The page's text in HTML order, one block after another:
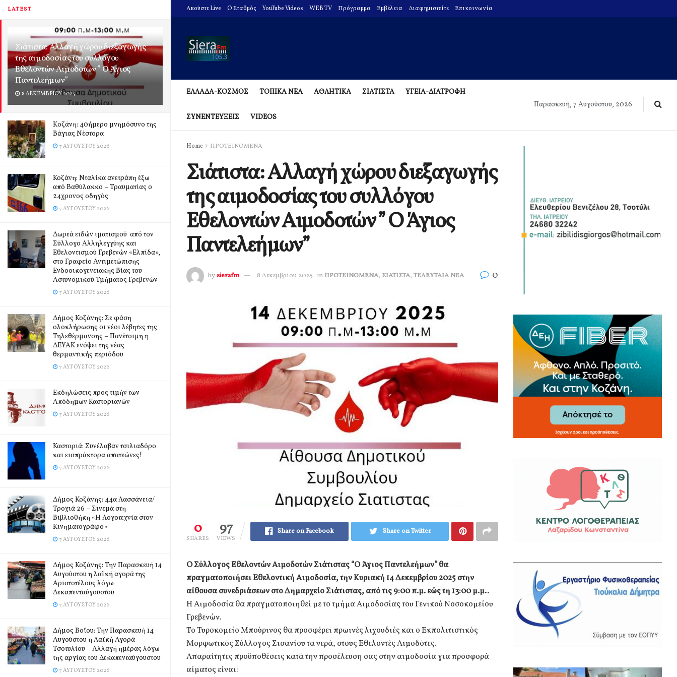
LATEST
Σιάτιστα: Αλλαγή χώρου διεξαγωγής
της αιμοδοσίας του συλλόγου
Εθελοντών Αιμοδοτών ” Ο Άγιος
Παντελεήμων”
8 ΔΕΚΕΜΒΡΊΟΥ 2025
Kοζάνη: 40ήμερο μνημόσυνο της
Βάγιας Νέστορα
7 ΑΥΓΟΎΣΤΟΥ 2026
Κοζάνη: Νταλίκα ανετράπη έξω
από Βαθύλακκο – Τραυματίας ο
24χρονος οδηγός
7 ΑΥΓΟΎΣΤΟΥ 2026
Δωρεά ειδών ιματισμού από τον
Σύλλογο Αλληλεγγύης και
Εθελοντισμού Γρεβενών «Ελπίδα»,
στο Γραφείο Αντιμετώπισης
Ενδοοικογενειακής Βίας του
Αστυνομικού Τμήματος Γρεβενών
7 ΑΥΓΟΎΣΤΟΥ 2026
Δήμος Κοζάνης: Σε φάση
ολοκλήρωσης οι νέοι λέβητες της
Τηλεθέρμανσης – Πανέτοιμη η
ΔΕΥΑΚ ενόψει της νέας
θερμαντικής περιόδου
7 ΑΥΓΟΎΣΤΟΥ 2026
Εκδηλώσεις προς τιμήν των
Απόδημων Καστοριανών
7 ΑΥΓΟΎΣΤΟΥ 2026
Καστοριά: Συνέλαβαν τσιλιαδόρο
και εισπράκτορα απατεώνες!
7 ΑΥΓΟΎΣΤΟΥ 2026
Δήμος Κοζάνης: 44α Λασσάνεια/
Τροχιά 26 – Σινεμά στη
Βιβλιοθήκη «Η Λογοτεχνία στον
Κινηματογράφο»
7 ΑΥΓΟΎΣΤΟΥ 2026
Δήμος Κοζάνης: Την Παρασκευή 14
Αυγούστου η λαϊκή αγορά της
Αριστοτέλους λόγω
Δεκαπενταύγουστου
7 ΑΥΓΟΎΣΤΟΥ 2026
Δήμος Βοΐου: Την Παρασκευή 14
Αυγούστου η Λαϊκή Αγορά
Τσοτυλίου – Αλλαγή ημέρας λόγω
της αργίας του Δεκαπενταύγουστου
7 ΑΥΓΟΎΣΤΟΥ 2026
Ακούστε Live O Σταθμός YouTube Videos WEB TV Πρόγραμμα Εμβέλεια Διαφημιστείτε Επικοινωνία
ΕΛΛΑΔΑ-ΚΟΣΜΟΣ ΤΟΠΙΚΑ ΝΕΑ ΑΘΛΗΤΙΚΑ ΣΙΑΤΙΣΤΑ ΥΓΕΙΑ-ΔΙΑΤΡΟΦΗ
ΣΥΝΕΝΤΕΥΞΕΙΣ VIDEOS
Παρασκευή, 7 Αυγούστου, 2026
Home ΠΡΟΤΕΙΝΟΜΕΝΑ
Σιάτιστα: Αλλαγή χώρου διεξαγωγής
της αιμοδοσίας του συλλόγου
Εθελοντών Αιμοδοτών ” Ο Άγιος
Παντελεήμων”
by sierafm 8 Δεκεμβρίου 2025 in ΠΡΟΤΕΙΝΟΜΕΝΑ, ΣΙΑΤΙΣΤΑ, ΤΕΛΕΥΤΑΙΑ ΝΕΑ 0
0
SHARES
97
VIEWS
Share on Facebook Share on Twitter
Ο Σύλλογος Εθελοντών Αιμοδοτών Σιάτιστας “Ο Άγιος Παντελεήμων” θα
πραγματοποιήσει Εθελοντική Αιμοδοσία, την Κυριακή 14 Δεκεμβρίου 2025 στην
αίθουσα συνεδριάσεων στο Δημαρχείο Σιάτιστας, από τις 9:00 π.μ. εώς τη 13:00 μ.μ..
Η Αιμοδοσία θα πραγματοποιηθεί με το τμήμα Αιμοδοσίας του Γενικού Νοσοκομείου
Γρεβενών.
Το Τυροκομείο Μπούρινος θα προσφέρει πρωινές λιχουδιές και ο Εκπολιτιστικός
Μορφωτικός Σύλλογος Σισανίου τα νερά, στους Εθελοντές Αιμοδότες.
Απαραίτητες προϋποθέσεις κατά την προσέλευση σας στην αιμοδοσία για προσφορά
αίματος είναι: